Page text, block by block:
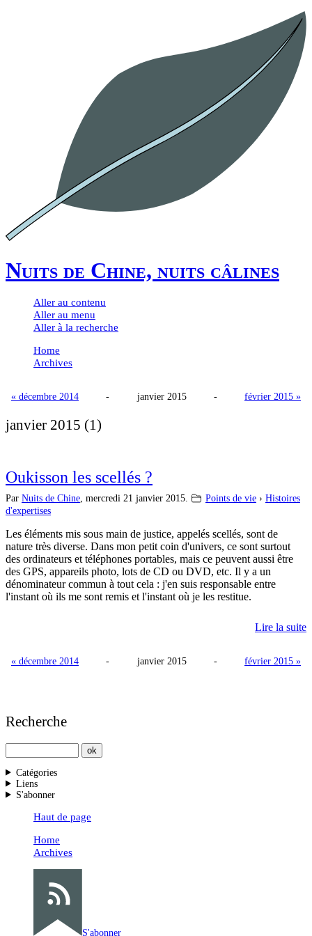
Nuits de Chine, nuits câlines
Aller au contenu
Aller au menu
Aller à la recherche
Home
Archives
« décembre 2014 - janvier 2015 - février 2015 »
janvier 2015 (1)
Oukisson les scellés ?
Par Nuits de Chine, mercredi 21 janvier 2015. Points de vie › Histoires
d'expertises
Les éléments mis sous main de justice, appelés scellés, sont de
nature très diverse. Dans mon petit coin d'univers, ce sont surtout
des ordinateurs et téléphones portables, mais ce peuvent aussi être
des GPS, appareils photo, lots de CD ou DVD, etc. Il y a un
dénominateur commun à tout cela : j'en suis responsable entre
l'instant où ils me sont remis et l'instant où je les restitue.
Lire la suite
« décembre 2014 - janvier 2015 - février 2015 »
Recherche
Catégories
Liens
S'abonner
Haut de page
Home
Archives
S'abonner